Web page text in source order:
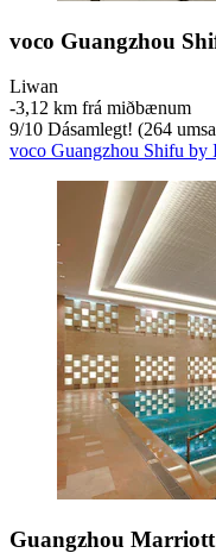
voco Guangzhou
Liwan
‐3,12 km frá miðbænum
9/10 Dásamlegt! (264
voco Guangzhou Shifu by
Guangzhou